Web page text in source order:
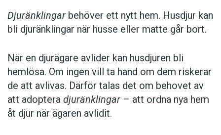
Djuränklingar behöver ett nytt hem. Husdjur kan
bli djuränklingar när husse eller matte går bort.
När en djurägare avlider kan husdjuren bli
hemlösa. Om ingen vill ta hand om dem riskerar
de att avlivas. Därför talas det om behovet av
att adoptera djuränklingar – att ordna nya hem
åt djur när ägaren avlidit.